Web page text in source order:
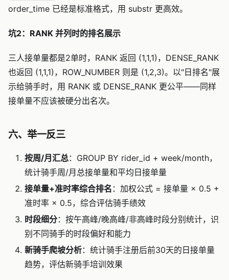
order_time 已经是标准格式，用 substr 更高效。
坑2：RANK 并列时的排名展示
三人接单量都是2单时，RANK 返回 (1,1,1)，DENSE_RANK
也返回 (1,1,1)，ROW_NUMBER 则是 (1,2,3)。以"日排名"展
示给骑手时，用 RANK 或 DENSE_RANK 更公平——同样
接单量不应该被硬分出名次。
六、举一反三
按周/月汇总：GROUP BY rider_id + week/month，
统计骑手周/月总接单量和平均日接单量
接单量+准时率综合排名 ：加权公式 = 接单量 × 0.5 +
准时率 × 0.5，综合评估骑手绩效
时段细分：按午高峰/晚高峰/非高峰时段分别统计，识
别不同骑手的时段偏好和能力
新骑手爬坡分析：统计骑手注册后前30天的日接单量
趋势，评估新骑手培训效果